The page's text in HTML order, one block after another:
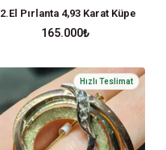
2.El Pırlanta 4,93 Karat Küpe
165.000₺